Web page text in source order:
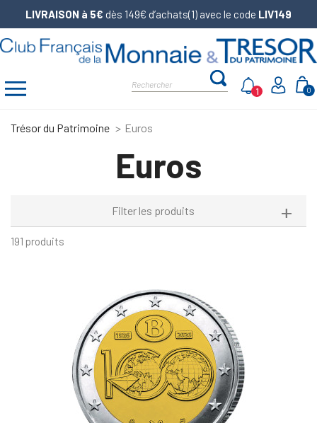
LIVRAISON à 5€ dès 149€ d’achats(1) avec le code LIV149
0
1
Trésor du Patrimoine Euros
Euros
Filter les produits
191 produits